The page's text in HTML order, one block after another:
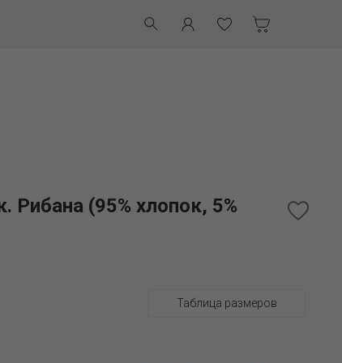
(95% хлопок, 5%
Таблица размеров